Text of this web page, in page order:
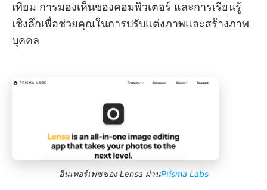
เทียม การมองเห็นของคอมพิวเตอร์ และการเรียนรู้
เชิงลึกเพื่อช่วยคุณในการปรับแต่งภาพและสร้างภาพ
บุคคล
อินเทอร์เฟซของ Lensa ผ่านPrisma Labs